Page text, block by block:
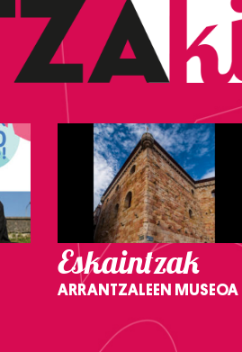
Eskaintzak
ARRANTZALEEN MUSEOA